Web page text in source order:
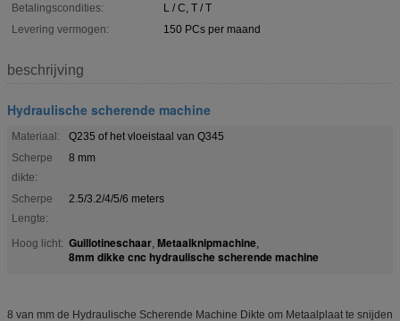
Betalingscondities:
L / C, T / T
Levering vermogen:
150 PCs per maand
beschrijving
Hydraulische scherende machine
Materiaal:
Q235 of het vloeistaal van Q345
Scherpe
dikte:
8 mm
Scherpe
Lengte:
2.5/3.2/4/5/6 meters
Hoog licht: Guillotineschaar, Metaalknipmachine,
8mm dikke cnc hydraulische scherende machine
8 van mm de Hydraulische Scherende Machine Dikte om Metaalplaat te snijden